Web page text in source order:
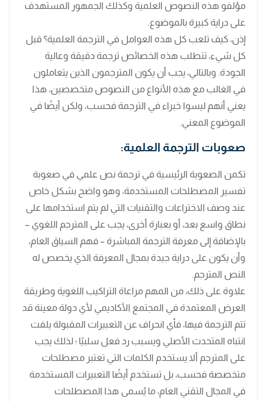
مؤلفو هذه النصوص العلمية وكذلك الجمهور المستهدف
على دراية كبيرة بالموضوع.
إذن، كيف تلعب كل هذه العوامل في الترجمة العلمية؟ قبل
كل شيء، تتطلب هذه الخصائص ترجمة دقيقة وعالية
الجودة. وبالتالي، يجب أن يكون المترجمون الذين يتعاملون
في الغالب مع هذه الأنواع من النصوص متخصصين، هذا
يعني أنهم ليسوا خبراء في الترجمة فحسب، ولكن أيضًا في
الموضوع المعني.
صعوبات الترجمة العلمية:
تكمن الصعوبة الرئيسية في ترجمة نص علمي في صعوبة
تفسير المصطلحات المستخدمة، وهو واضح بشكل خاص
عند وصف الاختراعات والتقنيات التي لم يتم استخدامها على
نطاق واسع بعد، أو بعبارة أخرى، يجب على المترجم اللغوي –
بالإضافة إلى معرفة الترجمة المباشرة – فهم السياق العام،
وأن يكون على دراية جيدة بمجال المعرفة الذي يخصص له
النص المترجم.
علاوة على ذلك، من المهم مراعاة التراكيب اللغوية وطريقة
العرض المعتمدة في المجتمع الأكاديمي لأي دولة معينة قد
تتم الترجمة فيها، فأي انحراف عن التعبيرات المقبولة يلفت
انتباه المتحدث الأصلي ويسبب رد فعل سلبيًا ؛ لذلك يجب
على المترجم ألا يستخدم الكلمات التي تعتبر مصطلحات
متخصصة فحسب، بل تستخدم أيضًا التعبيرات المستخدمة
في المجال التقني العام، ما يُسمى هذا المصطلحات